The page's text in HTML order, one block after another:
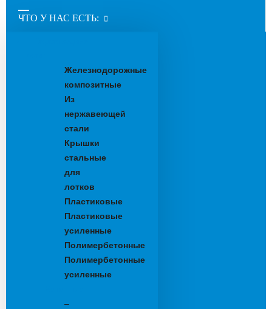
ЧТО У НАС ЕСТЬ:
Железнодорожные
композитные
Из
нержавеющей
стали
Крышки
стальные
для
лотков
Пластиковые
Пластиковые
усиленные
Полимербетонные
Полимербетонные
усиленные
–